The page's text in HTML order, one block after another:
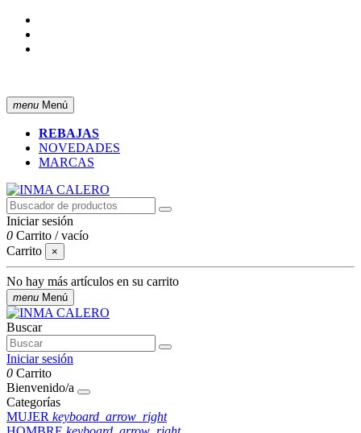
menu Menú
REBAJAS
NOVEDADES
MARCAS
Iniciar sesión
0 Carrito /vacío
Carrito
×
No hay más artículos en su carrito
menu Menú
Buscar
Iniciar sesión
0 Carrito
Bienvenido/a
Categorías
MUJER keyboard_arrow_right